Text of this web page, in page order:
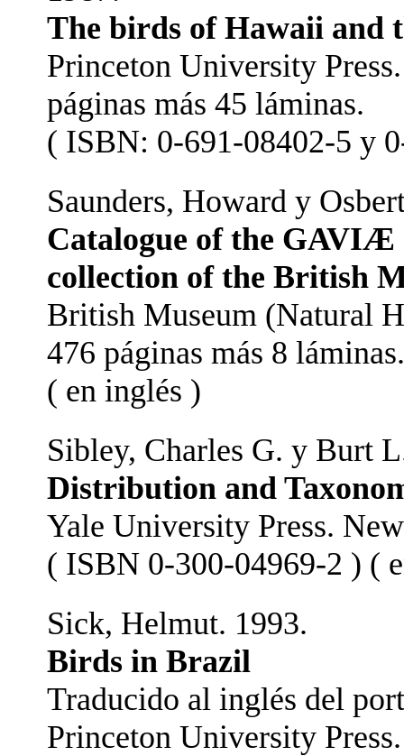
The birds of Hawaii and
Princeton University
páginas más 45 láminas.
( ISBN: 0-691-08402-5 y
Saunders, Howard y
Catalogue of the
collection of the British
British Museum (Natural
476 páginas más 8 láminas.
( en inglés )
Sibley, Charles G. y Burt
Distribution and
Yale University Press.
( ISBN 0-300-04969-2 ) (
Sick, Helmut. 1993.
Birds in Brazil
Traducido al inglés del
Princeton University